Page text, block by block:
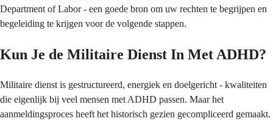
Department of Labor - een goede bron om uw rechten te begrijpen en
begeleiding te krijgen voor de volgende stappen.
Kun Je de Militaire Dienst In Met ADHD?
Militaire dienst is gestructureerd, energiek en doelgericht - kwaliteiten
die eigenlijk bij veel mensen met ADHD passen. Maar het
aanmeldingsproces heeft het historisch gezien gecompliceerd gemaakt.